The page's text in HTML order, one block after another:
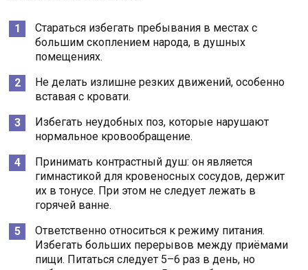
Стараться избегать пребывания в местах с
большим скоплением народа, в душных
помещениях.
Не делать излишне резких движений, особенно
вставая с кровати.
Избегать неудобных поз, которые нарушают
нормальное кровообращение.
Принимать контрастный душ: он является
гимнастикой для кровеносных сосудов, держит
их в тонусе. При этом не следует лежать в
горячей ванне.
Ответственно относиться к режиму питания.
Избегать больших перерывов между приёмами
пищи. Питаться следует 5–6 раз в день, но